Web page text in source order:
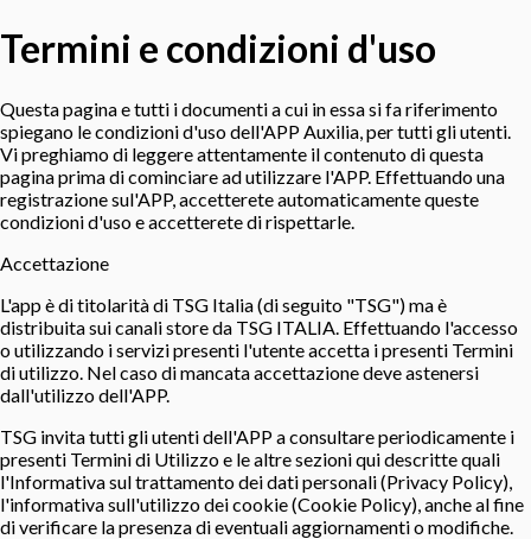
Termini e condizioni d'uso
Questa pagina e tutti i documenti a cui in essa si fa riferimento
spiegano le condizioni d'uso dell'APP Auxilia, per tutti gli utenti.
Vi preghiamo di leggere attentamente il contenuto di questa
pagina prima di cominciare ad utilizzare l'APP. Effettuando una
registrazione sul'APP, accetterete automaticamente queste
condizioni d'uso e accetterete di rispettarle.
Accettazione
L'app è di titolarità di TSG Italia (di seguito "TSG") ma è
distribuita sui canali store da TSG ITALIA. Effettuando l'accesso
o utilizzando i servizi presenti l'utente accetta i presenti Termini
di utilizzo. Nel caso di mancata accettazione deve astenersi
dall'utilizzo dell'APP.
TSG invita tutti gli utenti dell'APP a consultare periodicamente i
presenti Termini di Utilizzo e le altre sezioni qui descritte quali
l'Informativa sul trattamento dei dati personali (Privacy Policy),
l'informativa sull'utilizzo dei cookie (Cookie Policy), anche al fine
di verificare la presenza di eventuali aggiornamenti o modifiche.